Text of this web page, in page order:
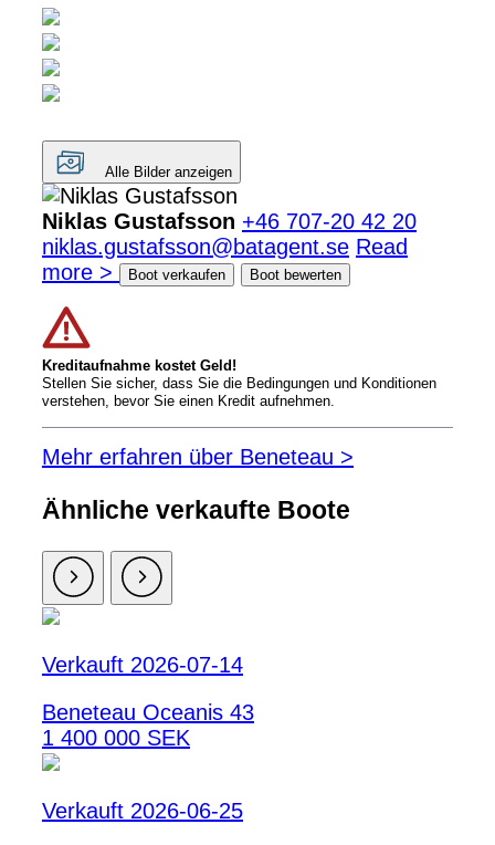
Alle Bilder anzeigen
Niklas Gustafsson +46 707-20 42 20
niklas.gustafsson@batagent.se Read
more >
Boot verkaufen Boot bewerten
Kreditaufnahme kostet Geld!
Stellen Sie sicher, dass Sie die Bedingungen und Konditionen
verstehen, bevor Sie einen Kredit aufnehmen.
Mehr erfahren über Beneteau >
Ähnliche verkaufte Boote
Verkauft 2026-07-14
Beneteau Oceanis 43
1 400 000 SEK
Verkauft 2026-06-25